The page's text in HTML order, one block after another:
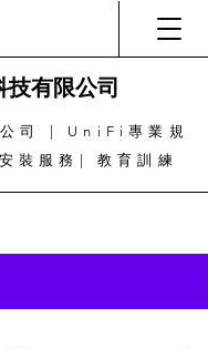
技有限公司
公司 | UniFi專業規
服務| 教育訓練